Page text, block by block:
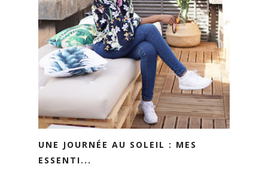
UNE JOURNÉE AU SOLEIL : MES
ESSENTI...